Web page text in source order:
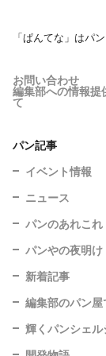
「ぱんてな」はパ
お問い合わせ
編集部への情報提
て
パン記事
イベント情報
ニュース
パンのあれこれ
パンやの夜明け
新着記事
編集部のパン
輝くパンシェル